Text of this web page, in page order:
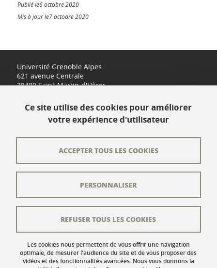
Publié le6 octobre 2020
Mis à jour le7 octobre 2020
Université Grenoble Alpes
621 avenue Centrale
38400 Saint-Martin-d'Hères
L'équipe éditoriale
Crédits
Mentions légales
Données personnelles
Gestion des cookies
Ce site utilise des cookies pour améliorer
votre expérience d'utilisateur
Les cookies nous permettent de vous offrir une navigation
optimale, de mesurer l'audience du site et de vous proposer des
vidéos et des fonctionnalités avancées. Nous vous donnons la
ACCEPTER TOUS LES COOKIES
REFUSER TOUS LES COOKIES
PERSONNALISER